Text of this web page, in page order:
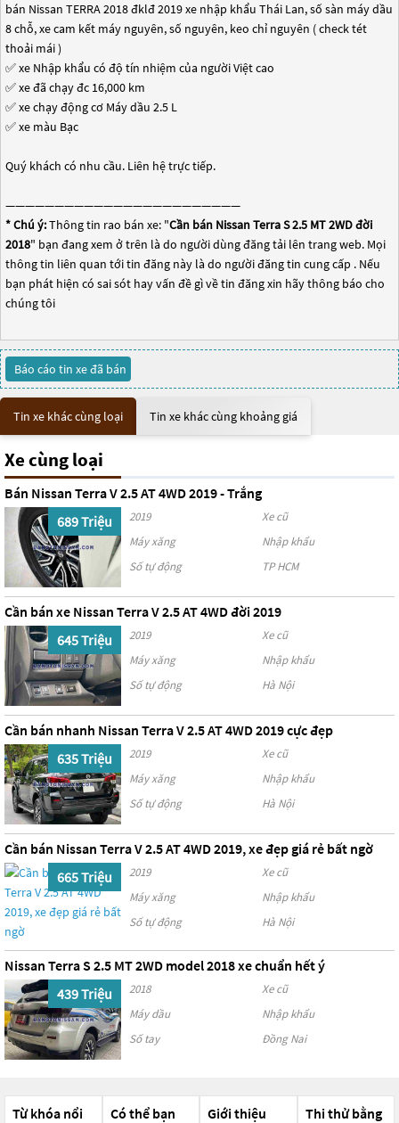
bán Nissan TERRA 2018 đklđ 2019 xe nhập khẩu Thái Lan, số sàn máy dầu
8 chỗ, xe cam kết máy nguyên, số nguyên, keo chỉ nguyên ( check tét
thoải mái )
✅ xe Nhập khẩu có độ tín nhiệm của người Việt cao
✅ xe đã chạy đc 16,000 km
✅ xe chạy động cơ Máy dầu 2.5 L
✅ xe màu Bạc
Quý khách có nhu cầu. Liên hệ trực tiếp.
————————————————————————
* Chú ý:Thông tin rao bán xe: "Cần bán Nissan Terra S 2.5 MT 2WD đời
2018" bạn đang xem ở trên là do người dùng đăng tải lên trang web. Mọi
thông tin liên quan tới tin đăng này là do người đăng tin cung cấp . Nếu
bạn phát hiện có sai sót hay vấn đề gì về tin đăng xin hãy thông báo cho
chúng tôi
Báo cáo tin xe đã bán
Tin xe khác cùng loại Tin xe khác cùng khoảng giá
Xe cùng loại
Bán Nissan Terra V 2.5 AT 4WD 2019 - Trắng
689 Triệu
2019
Xe cũ
Máy xăng
Nhập khẩu
Số tự động
TP HCM
Cần bán xe Nissan Terra V 2.5 AT 4WD đời 2019
645 Triệu
2019
Xe cũ
Máy xăng
Nhập khẩu
Số tự động
Hà Nội
Cần bán nhanh Nissan Terra V 2.5 AT 4WD 2019 cực đẹp
635 Triệu
2019
Xe cũ
Máy xăng
Nhập khẩu
Số tự động
Hà Nội
Cần bán Nissan Terra V 2.5 AT 4WD 2019, xe đẹp giá rẻ bất ngờ
665 Triệu
2019
Xe cũ
Máy xăng
Nhập khẩu
Số tự động
Hà Nội
Nissan Terra S 2.5 MT 2WD model 2018 xe chuẩn hết ý
439 Triệu
2018
Xe cũ
Máy dầu
Nhập khẩu
Số tay
Đồng Nai
Từ khóa nổi
Có thể bạn
Giới thiệu
Thi thử bằng